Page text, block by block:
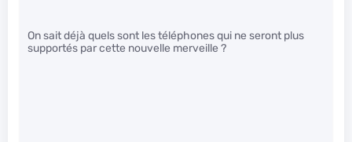
On sait déjà quels sont les téléphones qui ne seront plus
supportés par cette nouvelle merveille ?